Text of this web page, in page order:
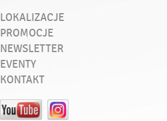
LOKALIZACJE
PROMOCJE
NEWSLETTER
EVENTY
KONTAKT